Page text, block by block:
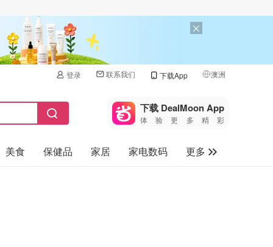
登录 联系我们 下载App 澳洲
🇺🇸
🇨🇳 中国
🇨🇦加拿大
下载 DealMoon App
体验更多精彩
美食 保健品 家居 家电数码
更多